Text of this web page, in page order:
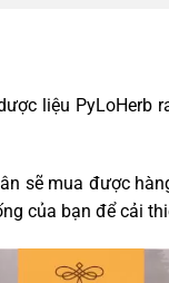
liệu PyLoHerb
sẽ mua được
của bạn để cải